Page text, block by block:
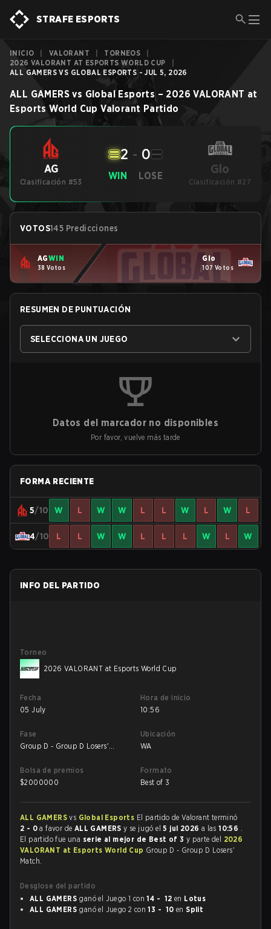
STRAFE ESPORTS
INICIO VALORANT TORNEOS
2026 VALORANT AT ESPORTS WORLD CUP
ALL GAMERS VS GLOBAL ESPORTS - JUL 5, 2026
ALL GAMERS vs Global Esports – 2026 VALORANT at
Esports World Cup Valorant Partido
AG
Clasificación #53
WIN
2 - 0
LOSE Glo
Clasificación #27
VOTOS145 Predicciones
AGWIN
38 Votos
Glo
107 Votos
RESUMEN DE PUNTUACIÓN
SELECCIONA UN JUEGO
Datos del marcador no disponibles
Por favor, vuelve más tarde
FORMA RECIENTE
5/10 W L W W L L W L W L
4/10 L L W W L L L W L W
INFO DEL PARTIDO
Torneo
2026 VALORANT at Esports World Cup
Fecha
05 July
Hora de inicio
10:56
Fase
Group D - Group D Losers'
Ubicación
WA
Bolsa de premios
$2000000
Formato
Best of 3
ALL GAMERSvs Global Esports El partido de Valorant terminó
2 - 0 a favor de ALL GAMERSy se jugó el5 jul 2026 a las10:56 .
El partido fue una serie al mejor de Best of 3 y parte del 2026
VALORANT at Esports World Cup Group D - Group D Losers'
Match.
Desglose del partido
ALL GAMERS ganó el Juego 1 con14 - 12 en Lotus
ALL GAMERS ganó el Juego 2 con13 - 10 enSplit